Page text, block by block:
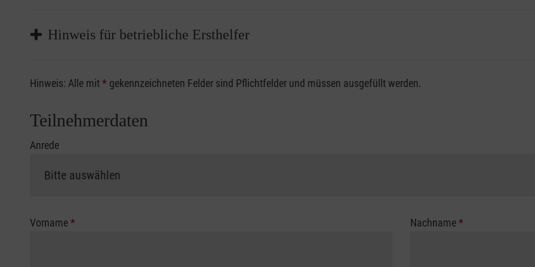
Hinweis für betriebliche Ersthelfer
Sofern Sie ein Kostenübernahmeverfahren Ihrer Berufsgenossenschaft / Unfallkasse nutzen, beachten Sie bitte,
vorliegen müssen. Andernfalls erfolgt eine Abrechnung der vollen Kursgebühr als Selbstzahler.
Hinweis: Alle mit* gekennzeichneten Felder sind Pflichtfelder und müssen ausgefüllt werden.
Teilnehmerdaten
Anrede
Vorname* Nachname*